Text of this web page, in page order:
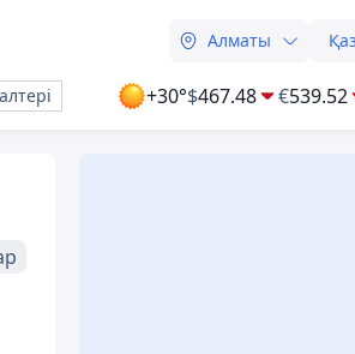
Алматы
+30°$467.48 €539.52